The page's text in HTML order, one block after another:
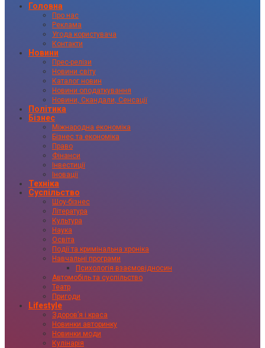
Головна
Про нас
Реклама
Угода користувача
Контакти
Новини
Прес-релізи
Новини світу
Каталог новин
Новини оподаткування
Новини, Скандали, Сенсації
Політика
Бізнес
Міжнародна економіка
Бізнес та економіка
Право
Фінанси
Інвестиції
Іновації
Техніка
Суспільство
Шоу-бізнес
Література
Культура
Наука
Освіта
Події та кримінальна хроніка
Навчальні програми
Психологія взаємовідносин
Автомобіль та суспільство
Театр
Пригоди
Lifestyle
Здоровʼя і краса
Новинки авторинку
Новинки моди
Кулінарія